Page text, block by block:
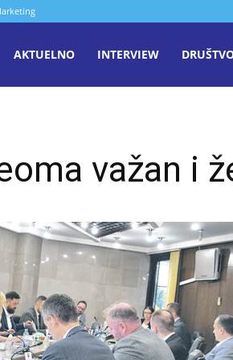
AKTUELNO INTERVIEW
važan i